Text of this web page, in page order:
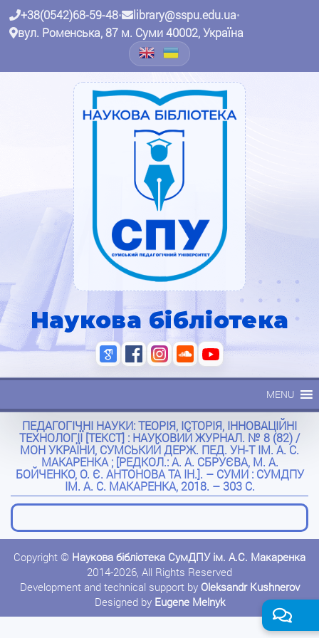
+38(0542)68-59-48• library@sspu.edu.ua•
вул. Роменська, 87 м. Суми 40002, Україна
Наукова бібліотека
MENU
ПЕДАГОГІЧНІ НАУКИ: ТЕОРІЯ, ІСТОРІЯ, ІННОВАЦІЙНІ
ТЕХНОЛОГІЇ [ТЕКСТ] : НАУКОВИЙ ЖУРНАЛ. № 8 (82) /
МОН УКРАЇНИ, СУМСЬКИЙ ДЕРЖ. ПЕД. УН-Т ІМ. А. С.
МАКАРЕНКА ; [РЕДКОЛ.: А. А. СБРУЄВА, М. А.
БОЙЧЕНКО, О. Є. АНТОНОВА ТА ІН.]. – СУМИ : СУМДПУ
ІМ. А. С. МАКАРЕНКА, 2018. – 303 С.
Copyright © Наукова бібліотека СумДПУ ім. А.С. Макаренка
2014-2026, All Rights Reserved
Development and technical support by Oleksandr Kushnerov
Designed by Eugene Melnyk